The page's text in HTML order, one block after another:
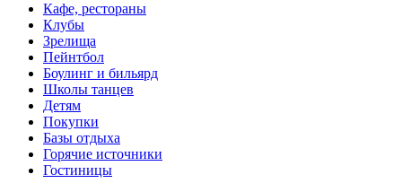
Кафе, рестораны
Клубы
Зрелища
Пейнтбол
Боулинг и бильярд
Школы танцев
Детям
Покупки
Базы отдыха
Горячие источники
Гостиницы